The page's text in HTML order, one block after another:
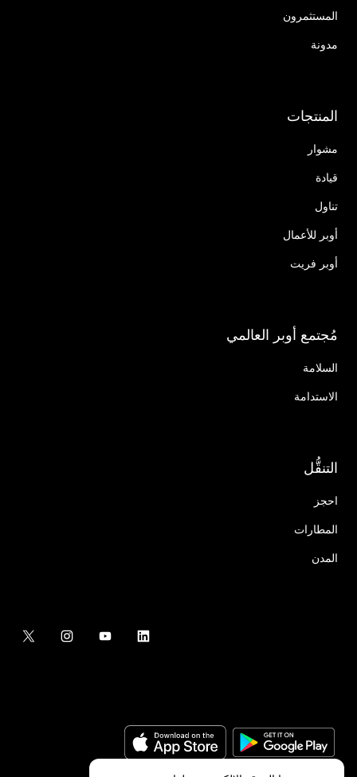
المستثمرون
مدونة
المنتجات
مشوار
قيادة
تناول
أوبر للأعمال
أوبر فريت
مُجتمع أوبر العالمي
السلامة
الاستدامة
التنقُّل
احجز
المطارات
المدن